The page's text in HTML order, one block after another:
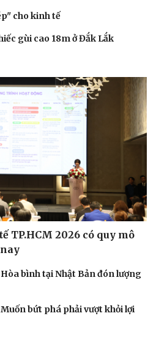
cho kinh tế
gùi cao 18m ở Đắk Lắk
TP.HCM 2026 có quy mô
bình tại Nhật Bản đón lượng
bứt phá phải vượt khỏi lợi